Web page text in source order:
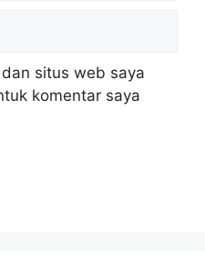
situs web saya
komentar saya